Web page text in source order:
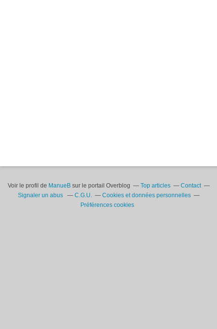
Voir le profil de ManueBsur le portail Overblog Top articles
Contact
Signaler un abus
C.G.U.
Cookies et données personnelles
Préférences cookies